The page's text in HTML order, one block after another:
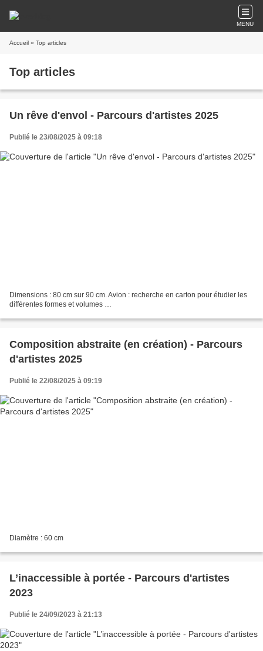
MENU
Accueil » Top articles
Top articles
Un rêve d'envol - Parcours d'artistes 2025
Publié le 23/08/2025 à 09:18
Dimensions : 80 cm sur 90 cm. Avion : recherche en carton pour étudier les
différentes formes et volumes …
Composition abstraite (en création) - Parcours
d'artistes 2025
Publié le 22/08/2025 à 09:19
Diamètre : 60 cm
L’inaccessible à portée - Parcours d'artistes
2023
Publié le 24/09/2023 à 21:13